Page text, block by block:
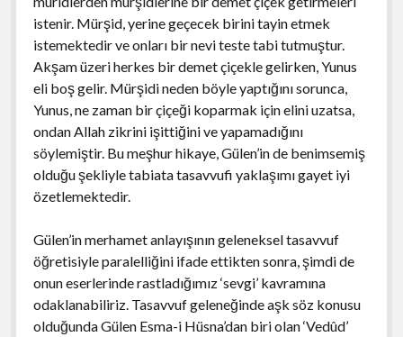
istenir. Mürşid, yerine geçecek birini tayin etmek
istemektedir ve onları bir nevi teste tabi tutmuştur.
Akşam üzeri herkes bir demet çiçekle gelirken, Yunus
eli boş gelir. Mürşidi neden böyle yaptığını sorunca,
Yunus, ne zaman bir çiçeği koparmak için elini uzatsa,
ondan Allah zikrini işittiğini ve yapamadığını
söylemiştir. Bu meşhur hikaye, Gülen’in de benimsemiş
olduğu şekliyle tabiata tasavvufi yaklaşımı gayet iyi
özetlemektedir.
Gülen’in merhamet anlayışının geleneksel tasavvuf
öğretisiyle paralelliğini ifade ettikten sonra, şimdi de
onun eserlerinde rastladığımız ‘sevgi’ kavramına
odaklanabiliriz. Tasavvuf geleneğinde aşk söz konusu
olduğunda Gülen Esma-i Hüsna’dan biri olan ‘Vedûd’